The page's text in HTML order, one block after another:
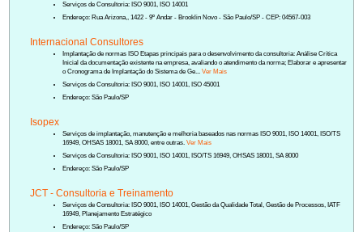
Serviços de Consultoria: ISO 9001, ISO 14001
Endereço: Rua Arizona,, 1422 - 9º Andar - Brooklin Novo - São Paulo/SP - CEP: 04567-003
Internacional Consultores
Implantação de normas ISO Etapas principais para o desenvolvimento da consultoria: Análise Crítica
Inicial da documentação existente na empresa, avaliando o atendimento da norma; Elaborar e apresentar
o Cronograma de Implantação do Sistema de Ge...Ver Mais
Serviços de Consultoria: ISO 9001, ISO 14001, ISO 45001
Endereço: São Paulo/SP
Isopex
Serviços de implantação, manutenção e melhoria baseados nas normas ISO 9001, ISO 14001, ISO/TS
16949, OHSAS 18001, SA 8000, entre outras.Ver Mais
Serviços de Consultoria: ISO 9001, ISO 14001, ISO/TS 16949, OHSAS 18001, SA 8000
Endereço: São Paulo/SP
JCT - Consultoria e Treinamento
Serviços de Consultoria: ISO 9001, ISO 14001, Gestão da Qualidade Total, Gestão de Processos, IATF
16949, Planejamento Estratégico
Endereço: São Paulo/SP